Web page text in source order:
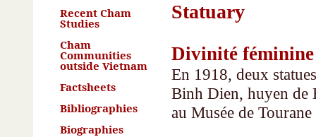
Recent Cham
Studies
Cham
Communities
outside Vietnam
Factsheets
Bibliographies
Biographies
Statuary
Divinité
En 1918, deux
Binh Dien, huyen de
au Musée de